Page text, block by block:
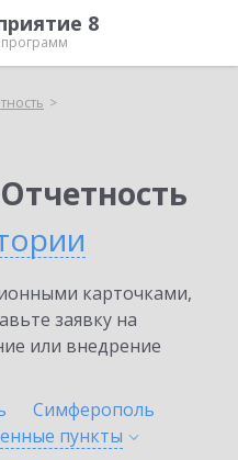
8
карточками,
заявку на
или внедрение
Симферополь
пункты